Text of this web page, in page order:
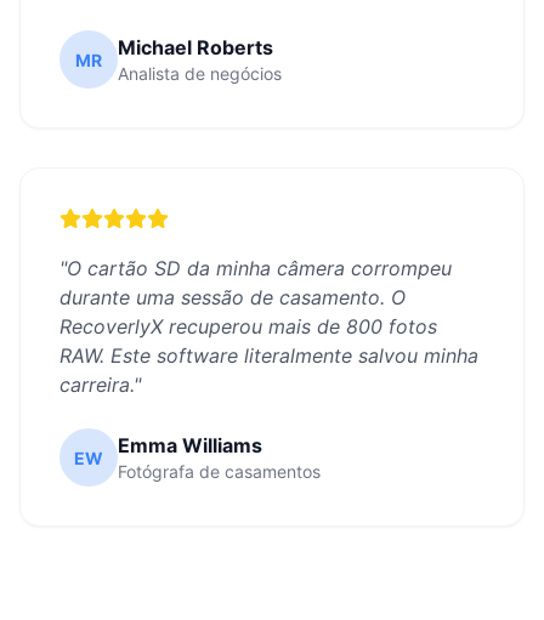
MR Michael Roberts
Analista de negócios
"O cartão SD da minha câmera corrompeu
durante uma sessão de casamento. O
RecoverlyX recuperou mais de 800 fotos
RAW. Este software literalmente salvou minha
carreira."
EW Emma Williams
Fotógrafa de casamentos